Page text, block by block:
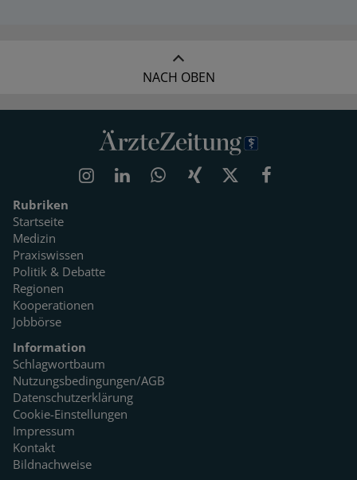
NACH OBEN
Rubriken
Startseite
Medizin
Praxiswissen
Politik & Debatte
Regionen
Kooperationen
Jobbörse
Information
Schlagwortbaum
Nutzungsbedingungen/AGB
Datenschutzerklärung
Cookie-Einstellungen
Impressum
Kontakt
Bildnachweise